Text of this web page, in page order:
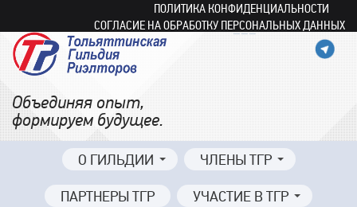
ПОЛИТИКА КОНФИДЕНЦИАЛЬНОСТИ
СОГЛАСИЕ НА ОБРАБОТКУ ПЕРСОНАЛЬНЫХ ДАННЫХ
Объединяя опыт,
формируем будущее.
О ГИЛЬДИИ ЧЛЕНЫ ТГР
ПАРТНЕРЫ ТГР УЧАСТИЕ В ТГР